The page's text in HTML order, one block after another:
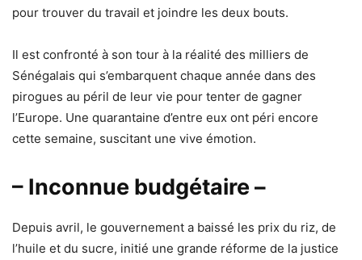
pour trouver du travail et joindre les deux bouts.
Il est confronté à son tour à la réalité des milliers de
Sénégalais qui s’embarquent chaque année dans des
pirogues au péril de leur vie pour tenter de gagner
l’Europe. Une quarantaine d’entre eux ont péri encore
cette semaine, suscitant une vive émotion.
– Inconnue budgétaire –
Depuis avril, le gouvernement a baissé les prix du riz, de
l’huile et du sucre, initié une grande réforme de la justice